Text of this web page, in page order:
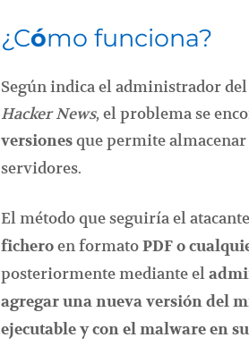
¿Cómo funciona?
Según indica el administrador
Hacker News, el problema se
versionesque permite
servidores.
El método que seguiría el atacante
ficheroen formatoPDF o
posteriormente mediante el
agregar una nueva versión del
ejecutable y con el malware en